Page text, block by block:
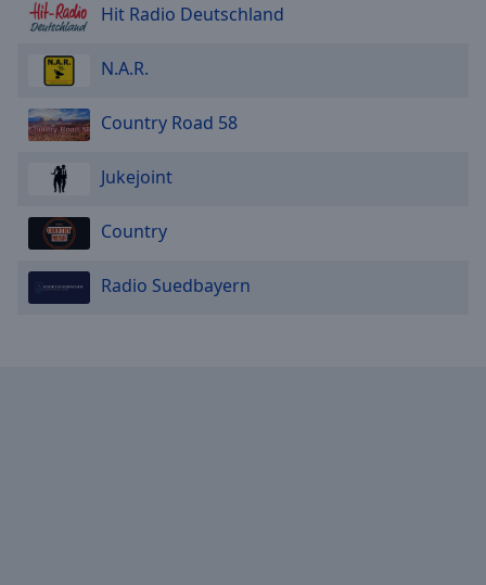
Hit Radio Deutschland
N.A.R.
Country Road 58
Jukejoint
Country
Radio Suedbayern